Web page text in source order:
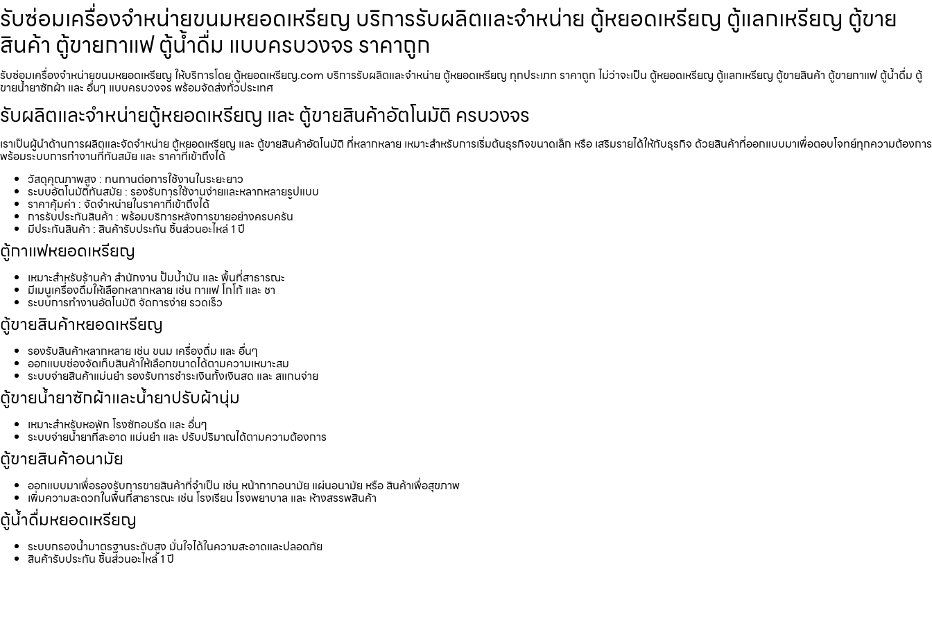
รับซ่อมเครื่องจำหน่ายขนมหยอดเหรียญ​ บริการรับผลิตและจำหน่าย ตู้หยอดเหรียญ ตู้แลกเหรียญ ตู้ขาย
สินค้า ตู้ขายกาแฟ ตู้น้ำดื่ม แบบครบวงจร ราคาถูก
รับซ่อมเครื่องจำหน่ายขนมหยอดเหรียญ​ ให้บริการโดย ตู้หยอดเหรียญ.com บริการรับผลิตและจำหน่าย ตู้หยอดเหรียญ ทุกประเภท ราคาถูก ไม่ว่าจะเป็น ตู้หยอดเหรียญ ตู้แลกเหรียญ ตู้ขายสินค้า ตู้ขายกาแฟ ตู้น้ำดื่ม ตู้
ขายน้ำยาซักผ้า และ อื่นๆ แบบครบวงจร พร้อมจัดส่งทั่วประเทศ
รับผลิตและจำหน่ายตู้หยอดเหรียญ และ ตู้ขายสินค้าอัตโนมัติ ครบวงจร
เราเป็นผู้นำด้านการผลิตและจัดจำหน่าย ตู้หยอดเหรียญ และ ตู้ขายสินค้าอัตโนมัติ ที่หลากหลาย เหมาะสำหรับการเริ่มต้นธุรกิจขนาดเล็ก หรือ เสริมรายได้ให้กับธุรกิจ ด้วยสินค้าที่ออกแบบมาเพื่อตอบโจทย์ทุกความต้องการ
พร้อมระบบการทำงานที่ทันสมัย และ ราคาที่เข้าถึงได้
วัสดุคุณภาพสูง : ทนทานต่อการใช้งานในระยะยาว
ระบบอัตโนมัติทันสมัย : รองรับการใช้งานง่ายและหลากหลายรูปแบบ
ราคาคุ้มค่า : จัดจำหน่ายในราคาที่เข้าถึงได้
การรับประกันสินค้า : พร้อมบริการหลังการขายอย่างครบครัน
มีประกันสินค้า : สินค้ารับประกัน ชิ้นส่วนอะไหล่ 1 ปี
ตู้กาแฟหยอดเหรียญ
เหมาะสำหรับร้านค้า สำนักงาน ปั้มน้ำมัน และ พื้นที่สาธารณะ
มีเมนูเครื่องดื่มให้เลือกหลากหลาย เช่น กาแฟ โกโก้ และ ชา
ระบบการทำงานอัตโนมัติ จัดการง่าย รวดเร็ว
ตู้ขายสินค้าหยอดเหรียญ
รองรับสินค้าหลากหลาย เช่น ขนม เครื่องดื่ม และ อื่นๆ
ออกแบบช่องจัดเก็บสินค้าให้เลือกขนาดได้ตามความเหมาะสม
ระบบจ่ายสินค้าแม่นยำ รองรับการชำระเงินทั้งเงินสด และ สแกนจ่าย
ตู้ขายน้ำยาซักผ้าและน้ำยาปรับผ้านุ่ม
เหมาะสำหรับหอพัก โรงซักอบรีด และ อื่นๆ
ระบบจ่ายน้ำยาที่สะอาด แม่นยำ และ ปรับปริมาณได้ตามความต้องการ
ตู้ขายสินค้าอนามัย
ออกแบบมาเพื่อรองรับการขายสินค้าที่จำเป็น เช่น หน้ากากอนามัย แผ่นอนามัย หรือ สินค้าเพื่อสุขภาพ
เพิ่มความสะดวกในพื้นที่สาธารณะ เช่น โรงเรียน โรงพยาบาล และ ห้างสรรพสินค้า
ตู้น้ำดื่มหยอดเหรียญ
ระบบกรองน้ำมาตรฐานระดับสูง มั่นใจได้ในความสะอาดและปลอดภัย
สินค้ารับประกัน ชิ้นส่วนอะไหล่ 1 ปี